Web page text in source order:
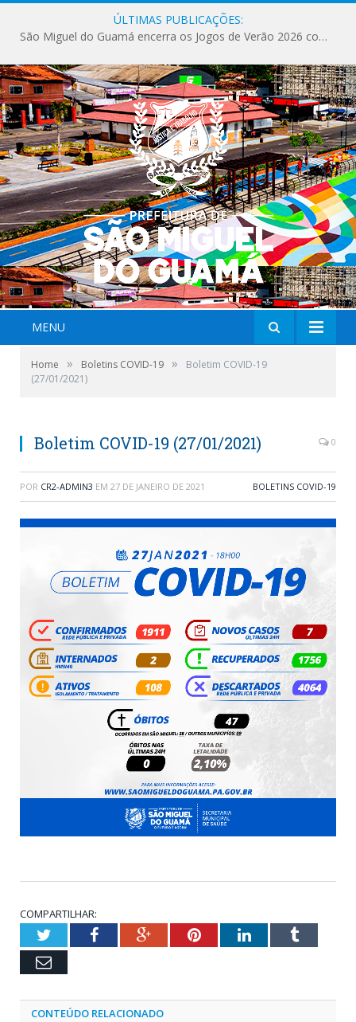
ÚLTIMAS PUBLICAÇÕES:
São Miguel do Guamá encerra os Jogos de Verão 2026 com sucesso de público e competições.
MENU
Home » Boletins COVID-19 »
Boletim COVID-19
(27/01/2021)
Boletim COVID-19 (27/01/2021) 0
POR CR2-ADMIN3 EM 27 DE JANEIRO DE 2021 BOLETINS COVID-19
COMPARTILHAR:
TwitterFacebookGoogle+PinterestLinkedInTumblr
Email
CONTEÚDO RELACIONADO